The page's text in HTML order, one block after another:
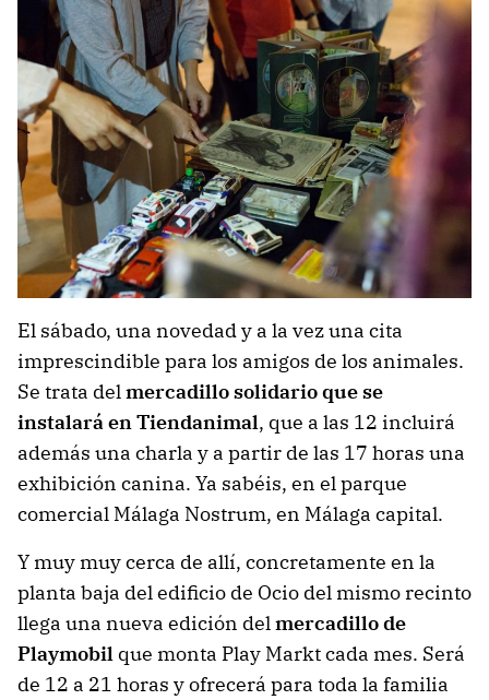
El sábado, una novedad y a la vez una cita
imprescindible para los amigos de los animales.
Se trata delmercadillo solidario que se
instalará en Tiendanimal, que a las 12 incluirá
además una charla y a partir de las 17 horas una
exhibición canina. Ya sabéis, en el parque
comercial Málaga Nostrum, en Málaga capital.
Y muy muy cerca de allí, concretamente en la
planta baja del edificio de Ocio del mismo recinto
llega una nueva edición delmercadillo de
Playmobil que monta Play Markt cada mes. Será
de 12 a 21 horas y ofrecerá para toda la familia